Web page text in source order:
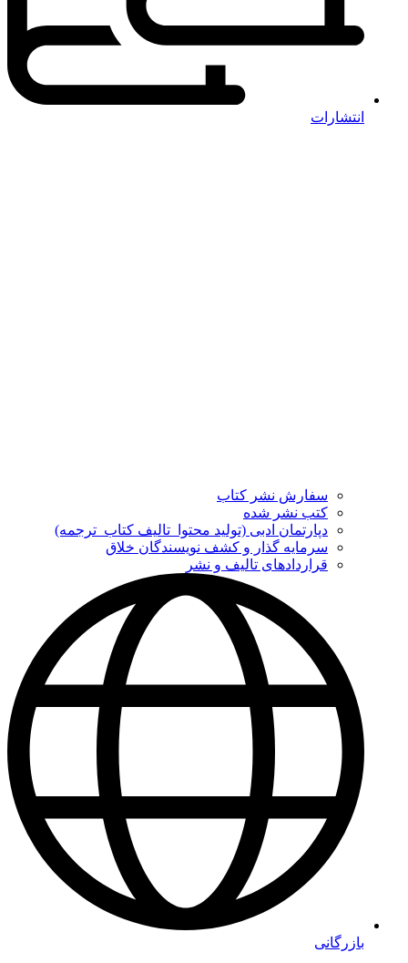
انتشارات
سفارش نشر کتاب
کتب نشر شده
دپارتمان ادبی (تولید محتوا_تالیف کتاب_ترجمه)
سرمایه گذار و کشف نویسندگان خلاق
قراردادهای تالیف و نشر
بازرگانی